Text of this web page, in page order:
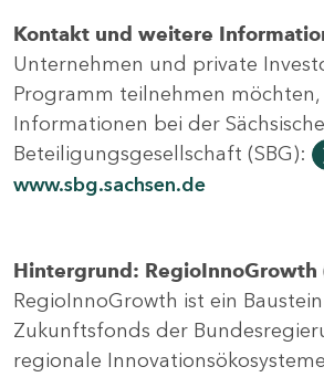
Kontakt und weitere
Unternehmen und private
Programm teilnehmen
Informationen bei der
Beteiligungsgesellschaft (SBG):
www.sbg.sachsen.de
Hintergrund: RegioInnoGrowth
RegioInnoGrowth ist ein
Zukunftsfonds der
regionale